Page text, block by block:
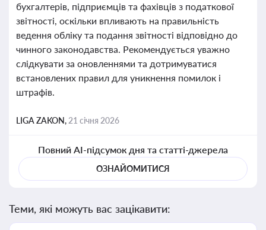
бухгалтерів, підприємців та фахівців з податкової
звітності, оскільки впливають на правильність
ведення обліку та подання звітності відповідно до
чинного законодавства. Рекомендується уважно
слідкувати за оновленнями та дотримуватися
встановлених правил для уникнення помилок і
штрафів.
LIGA ZAKON, 21 січня 2026
Повний AI-підсумок дня та статті-джерела
ОЗНАЙОМИТИСЯ
Теми, які можуть вас зацікавити: